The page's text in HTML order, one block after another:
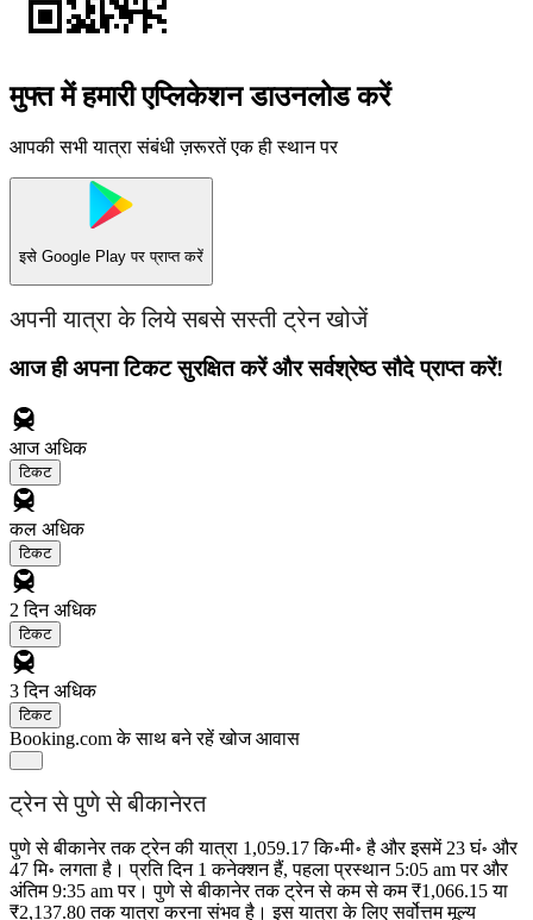
मुफ्त में हमारी एप्लिकेशन डाउनलोड करें
आपकी सभी यात्रा संबंधी ज़रूरतें एक ही स्थान पर
इसे Google Play पर प्राप्त करें
अपनी यात्रा के लिये सबसे सस्ती ट्रेन खोजें
आज ही अपना टिकट सुरक्षित करें और सर्वश्रेष्ठ सौदे प्राप्त करें!
आजअधिक
टिकट
कल अधिक
टिकट
2 दिनअधिक
टिकट
3 दिनअधिक
टिकट
Booking.com के साथ बने रहें खोज आवास
ट्रेन से पुणे से बीकानेरत
पुणे से बीकानेर तक ट्रेन की यात्रा 1,059.17 कि॰मी॰ है और इसमें 23 घं॰ और
47 मि॰ लगता है। प्रति दिन 1 कनेक्शन हैं, पहला प्रस्थान 5:05 am पर और
अंतिम 9:35 am पर। पुणे से बीकानेर तक ट्रेन से कम से कम ₹1,066.15 या
₹2,137.80 तक यात्रा करना संभव है। इस यात्रा के लिए सर्वोत्तम मूल्य